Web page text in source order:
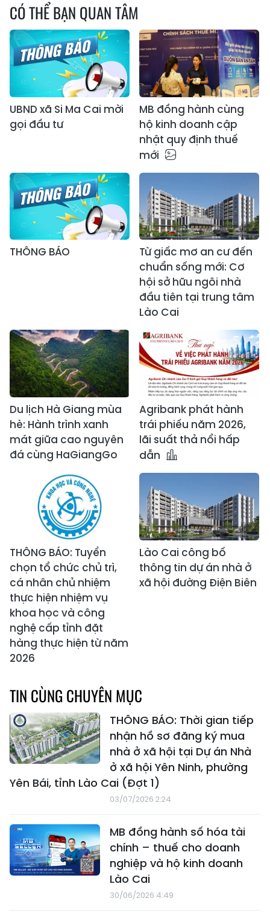
CÓ THỂ BẠN QUAN TÂM
UBND xã Si Ma Cai mời
gọi đầu tư
MB đồng hành cùng
hộ kinh doanh cập
nhật quy định thuế
mới
THÔNG BÁO
Từ giấc mơ an cư đến
chuẩn sống mới: Cơ
hội sở hữu ngôi nhà
đầu tiên tại trung tâm
Lào Cai
Du lịch Hà Giang mùa
hè: Hành trình xanh
mát giữa cao nguyên
đá cùng HaGiangGo
Agribank phát hành
trái phiếu năm 2026,
lãi suất thả nổi hấp
dẫn
THÔNG BÁO: Tuyển
chọn tổ chức chủ trì,
cá nhân chủ nhiệm
thực hiện nhiệm vụ
khoa học và công
nghệ cấp tỉnh đặt
hàng thực hiện từ năm
2026
Lào Cai công bố
thông tin dự án nhà ở
xã hội đường Điện Biên
TIN CÙNG CHUYÊN MỤC
THÔNG BÁO: Thời gian tiếp
nhận hồ sơ đăng ký mua
nhà ở xã hội tại Dự án Nhà
ở xã hội Yên Ninh, phường
Yên Bái, tỉnh Lào Cai (Đợt 1)
03/07/2026 2:24
MB đồng hành số hóa tài
chính – thuế cho doanh
nghiệp và hộ kinh doanh
Lào Cai
30/06/2026 4:49